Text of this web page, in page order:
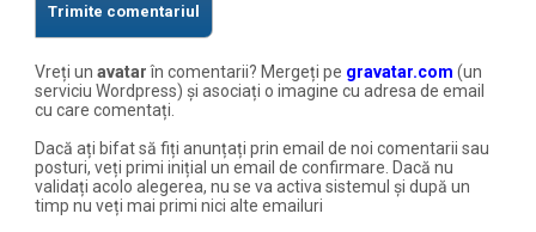
Vreți unavatarîn comentarii? Mergeți pe gravatar.com (un
serviciu Wordpress) și asociați o imagine cu adresa de email
cu care comentați.
Dacă ați bifat să fiți anunțați prin email de noi comentarii sau
posturi, veți primi inițial un email de confirmare. Dacă nu
validați acolo alegerea, nu se va activa sistemul și după un
timp nu veți mai primi nici alte emailuri